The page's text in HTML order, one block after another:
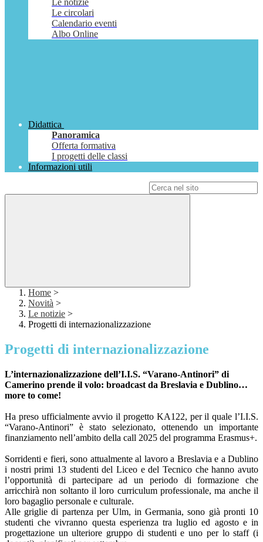
Le notizie
Le circolari
Calendario eventi
Albo Online
Didattica
Panoramica
Offerta formativa
I progetti delle classi
Informazioni utili
Home >
Novità >
Le notizie >
Progetti di internazionalizzazione
Progetti di internazionalizzazione
L’internazionalizzazione dell’I.I.S. “Varano-Antinori” di
Camerino prende il volo: broadcast da Breslavia e Dublino…
more to come!
Ha preso ufficialmente avvio il progetto KA122, per il quale l’I.I.S.
“Varano-Antinori” è stato selezionato, ottenendo un importante
finanziamento nell’ambito della call 2025 del programma Erasmus+.
Sorridenti e fieri, sono attualmente al lavoro a Breslavia e a Dublino
i nostri primi 13 studenti del Liceo e del Tecnico che hanno avuto
l’opportunità di partecipare ad un periodo di formazione che
arricchirà non soltanto il loro curriculum professionale, ma anche il
loro bagaglio personale e culturale.
Alle griglie di partenza per Ulm, in Germania, sono già pronti 10
studenti che vivranno questa esperienza tra luglio ed agosto e in
progettazione un ulteriore gruppo di studenti e uno per lo staff (i